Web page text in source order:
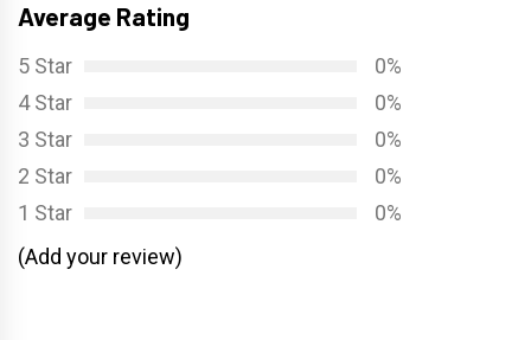
Average Rating
5 Star
0%
4 Star
0%
3 Star
0%
2 Star
0%
1 Star
0%
(Add your review)